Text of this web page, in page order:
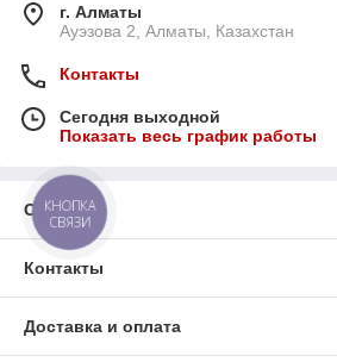
г. Алматы
Ауэзова 2, Алматы, Казахстан
Контакты
Сегодня выходной
Показать весь график работы
О нас
Контакты
Доставка и оплата
КНОПКА
СВЯЗИ